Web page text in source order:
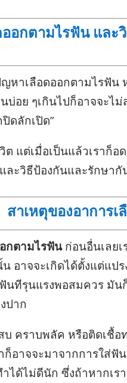
ออกตามไรฟัน แล
หาเลือดออกตามไรฟัน
อย ๆเกินไปก็อาจจะไ
ดลักเปิด”
ต แต่เมื่อเป็นแล้วเราก็
ละวิธีป้องกันและรักษากั
สาเหตุของอาการ
กตามไรฟันก่อนอื่นเลยเ
อาจจะเกิดได้ตั้งแต่แป
นทีรุนแรงพอสมควร มั
ปาก
บ คราบพลัค หรือติดเชื้
อาจจะมาจากการใส่
ได้ไม่ดีนัก ซึ่งถ้าหากเ